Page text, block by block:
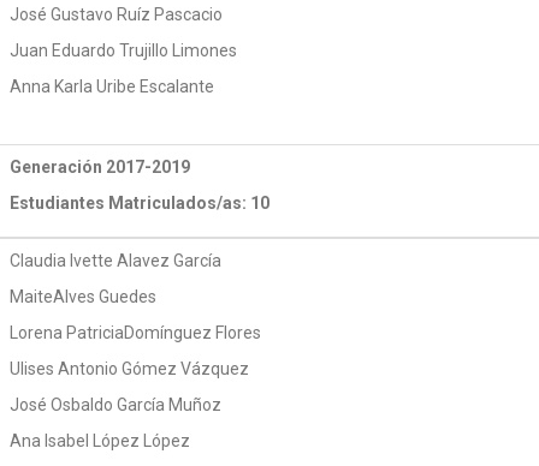
José Gustavo Ruíz Pascacio
Juan Eduardo Trujillo Limones
Anna Karla Uribe Escalante
Generación 2017-2019
Estudiantes Matriculados/as: 10
Claudia Ivette Alavez García
MaiteAlves Guedes
Lorena PatriciaDomínguez Flores
Ulises Antonio Gómez Vázquez
José Osbaldo García Muñoz
Ana Isabel López López